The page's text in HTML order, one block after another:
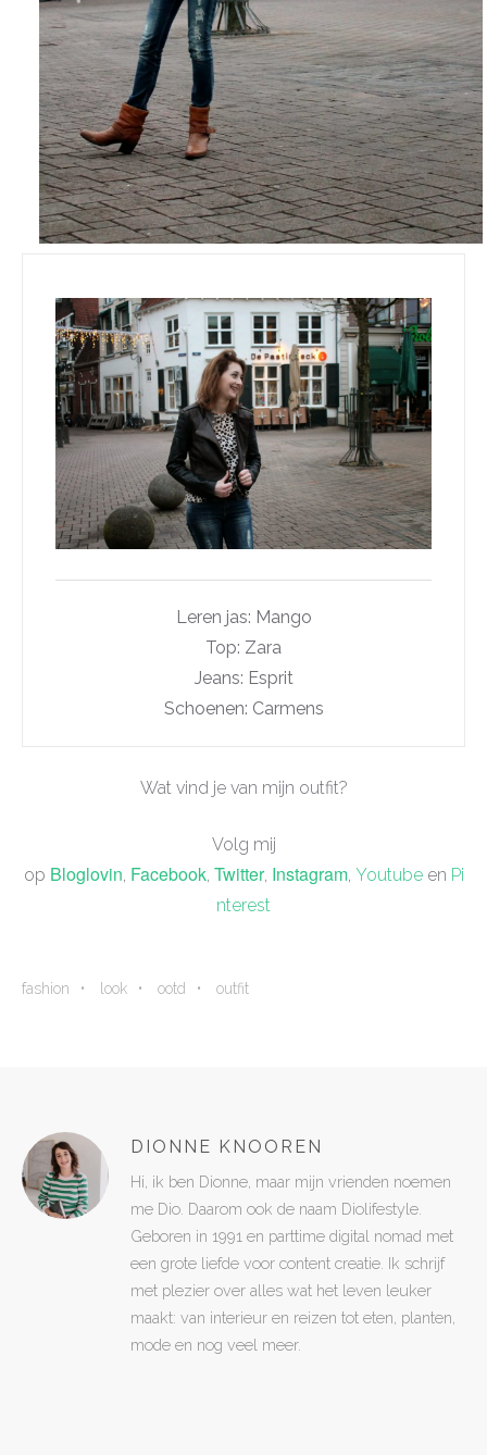
Leren jas: Mango
Top: Zara
Jeans: Esprit
Schoenen: Carmens
Wat vind je van mijn outfit?
Volg mij
op Bloglovin, Facebook, Twitter, Instagram, Youtubeen Pi
nterest
fashion look ootd outfit
DIONNE KNOOREN
Hi, ik ben Dionne, maar mijn vrienden noemen
me Dio. Daarom ook de naam Diolifestyle.
Geboren in 1991 en parttime digital nomad met
een grote liefde voor content creatie. Ik schrijf
met plezier over alles wat het leven leuker
maakt: van interieur en reizen tot eten, planten,
mode en nog veel meer.